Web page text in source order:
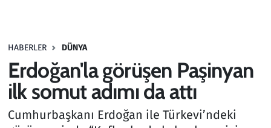
HABERLER DÜNYA
Erdoğan'la görüşen Paşinyan
ilk somut adımı da attı
Cumhurbaşkanı Erdoğan ile Türkevi’ndeki
Haber
Kültür Sanat
Kurumsal Haberler